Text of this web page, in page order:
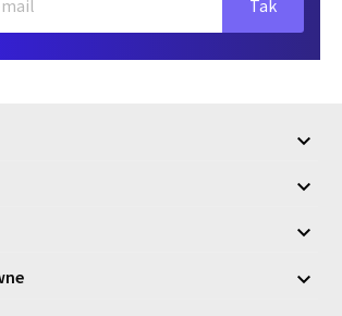



